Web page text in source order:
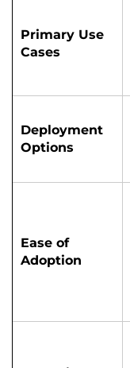
Primary Use
Cases
Deployment
Options
Ease of
Adoption